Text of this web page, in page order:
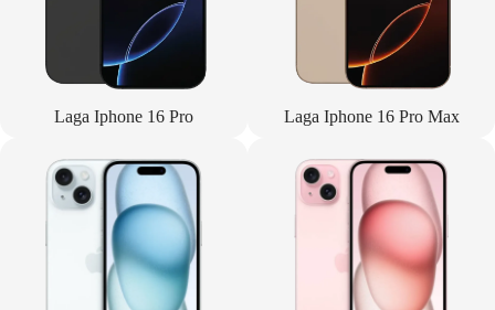
Laga Iphone 16 Pro Laga Iphone 16 Pro Max